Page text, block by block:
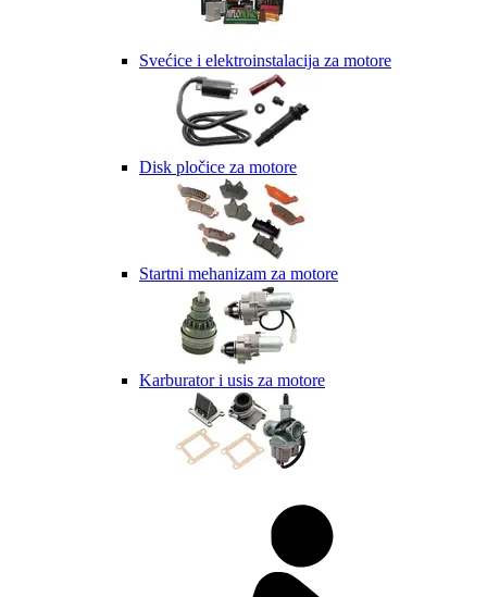
Svećice i elektroinstalacija za motore
Disk pločice za motore
Startni mehanizam za motore
Karburator i usis za motore